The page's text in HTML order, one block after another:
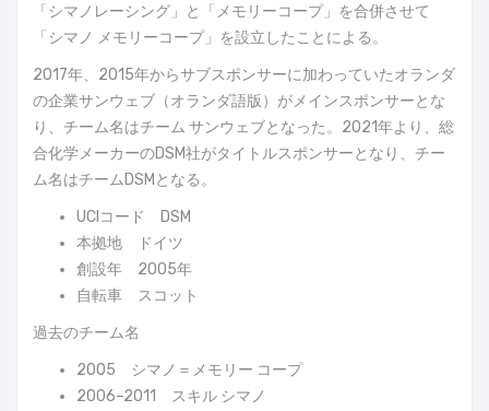
「シマノレーシング」と「メモリーコープ」を合併させて
「シマノ メモリーコープ」を設立したことによる。
2017年、2015年からサブスポンサーに加わっていたオランダ
の企業サンウェブ（オランダ語版）がメインスポンサーとな
り、チーム名はチーム サンウェブとなった。2021年より、総
合化学メーカーのDSM社がタイトルスポンサーとなり、チー
ム名はチームDSMとなる。
UCIコード DSM
本拠地 ドイツ
創設年 2005年
自転車 スコット
過去のチーム名
2005 シマノ＝メモリー コープ
2006–2011 スキル シマノ